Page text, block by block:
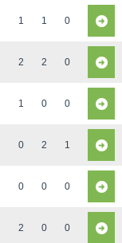
1 1 0
2 2 0
1 0 0
0 2 1
0 0 0
2 0 0